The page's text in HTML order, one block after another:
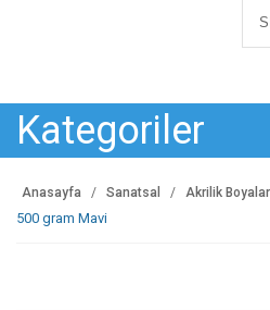
Kategoriler
Anasayfa Sanatsal Akrilik Boyalar
500 gram Mavi